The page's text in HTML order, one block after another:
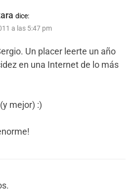
dice:
a las 5:47 pm
Un placer leerte un año
en una Internet de lo más
mejor) :)